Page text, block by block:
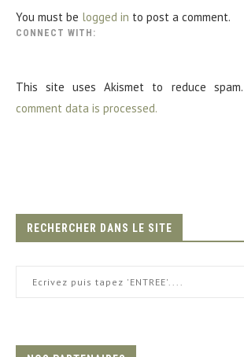
You must be logged in to post a comment.
CONNECT WITH:
This site uses Akismet to reduce spam.
comment data is processed.
RECHERCHER DANS LE SITE